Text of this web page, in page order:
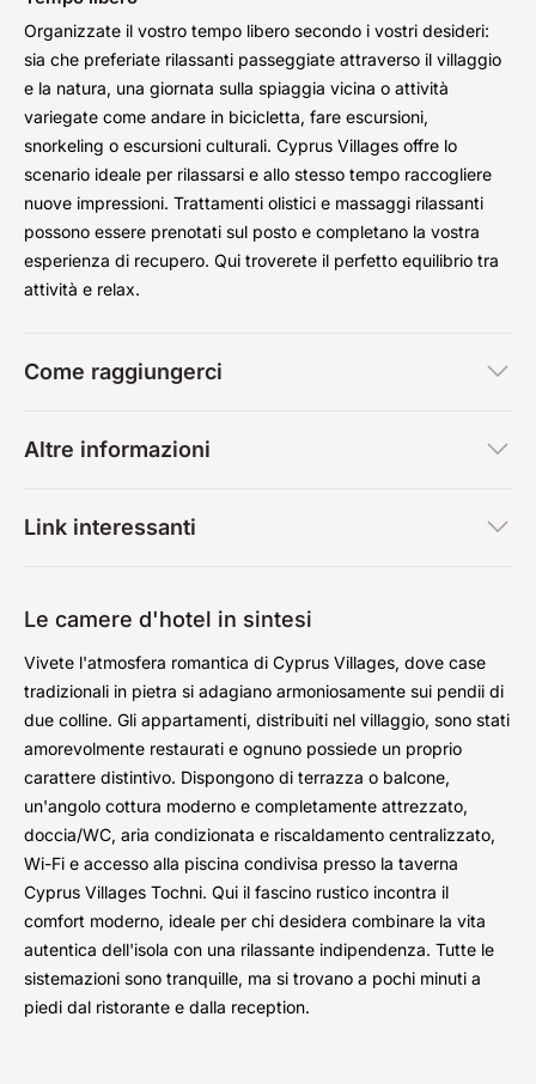
Organizzate il vostro tempo libero secondo i vostri desideri:
sia che preferiate rilassanti passeggiate attraverso il villaggio
e la natura, una giornata sulla spiaggia vicina o attività
variegate come andare in bicicletta, fare escursioni,
snorkeling o escursioni culturali. Cyprus Villages offre lo
scenario ideale per rilassarsi e allo stesso tempo raccogliere
nuove impressioni. Trattamenti olistici e massaggi rilassanti
possono essere prenotati sul posto e completano la vostra
esperienza di recupero. Qui troverete il perfetto equilibrio tra
attività e relax.
Come raggiungerci
Altre informazioni
Link interessanti
Le camere d'hotel in sintesi
Vivete l'atmosfera romantica di Cyprus Villages, dove case
tradizionali in pietra si adagiano armoniosamente sui pendii di
due colline. Gli appartamenti, distribuiti nel villaggio, sono stati
amorevolmente restaurati e ognuno possiede un proprio
carattere distintivo. Dispongono di terrazza o balcone,
un'angolo cottura moderno e completamente attrezzato,
doccia/WC, aria condizionata e riscaldamento centralizzato,
Wi-Fi e accesso alla piscina condivisa presso la taverna
Cyprus Villages Tochni. Qui il fascino rustico incontra il
comfort moderno, ideale per chi desidera combinare la vita
autentica dell'isola con una rilassante indipendenza. Tutte le
sistemazioni sono tranquille, ma si trovano a pochi minuti a
piedi dal ristorante e dalla reception.